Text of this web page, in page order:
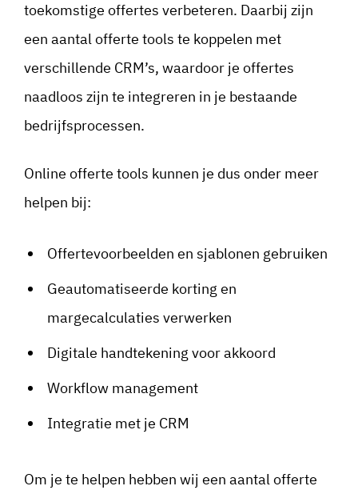
toekomstige offertes verbeteren. Daarbij zijn
een aantal offerte tools te koppelen met
verschillende CRM’s, waardoor je offertes
naadloos zijn te integreren in je bestaande
bedrijfsprocessen.
Online offerte tools kunnen je dus onder meer
helpen bij:
Offertevoorbeelden en sjablonen gebruiken
Geautomatiseerde korting en
margecalculaties verwerken
Digitale handtekening voor akkoord
Workflow management
Integratie met je CRM
Om je te helpen hebben wij een aantal offerte